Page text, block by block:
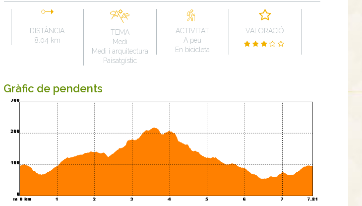
DISTÀNCIA
8.04 km
TEMA
Medi
Medi i arquitectura
Paisatgístic
ACTIVITAT
A peu
En bicicleta
VALORACIÓ
Gràfic de pendents